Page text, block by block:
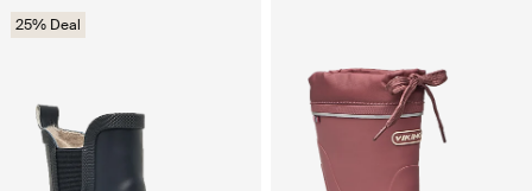
25% Deal